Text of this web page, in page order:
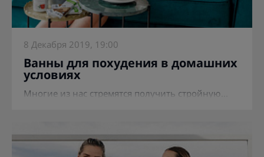
8 Декабря 2019, 19:00
Ванны для похудения в домашних
условиях
Многие из нас стремятся получить стройную...